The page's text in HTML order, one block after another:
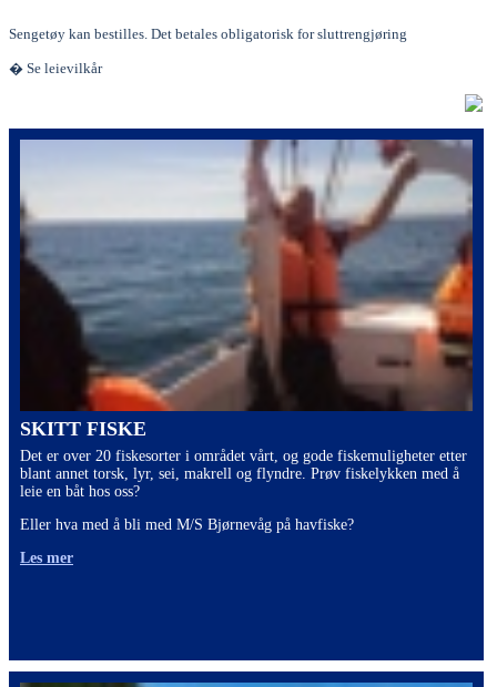
Sengetøy kan bestilles. Det betales obligatorisk for sluttrengjøring
� Se leievilkår
SKITT FISKE
Det er over 20 fiskesorter i området vårt, og gode fiskemuligheter etter
blant annet torsk, lyr, sei, makrell og flyndre. Prøv fiskelykken med å
leie en båt hos oss?
Eller hva med å bli med M/S Bjørnevåg på havfiske?
Les mer